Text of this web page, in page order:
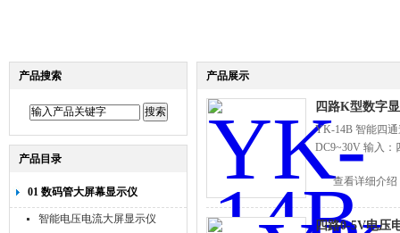
产品搜索
产品目录
01 数码管大屏幕显示仪
智能电压电流大屏显示仪
产品展示
四路K型数字
YK-14B 智能四
DC9~30V 输入：
查看详细介绍
四路0-5V电压